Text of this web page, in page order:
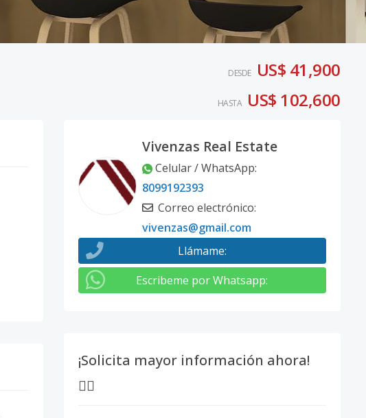
DESDE US$ 41,900
HASTA US$ 102,600
Vivenzas Real Estate
Celular / WhatsApp:
8099192393
Correo electrónico:
vivenzas@gmail.com
Llámame:
Escribeme por Whatsapp:
¡Solicita mayor información ahora!
👇🏽